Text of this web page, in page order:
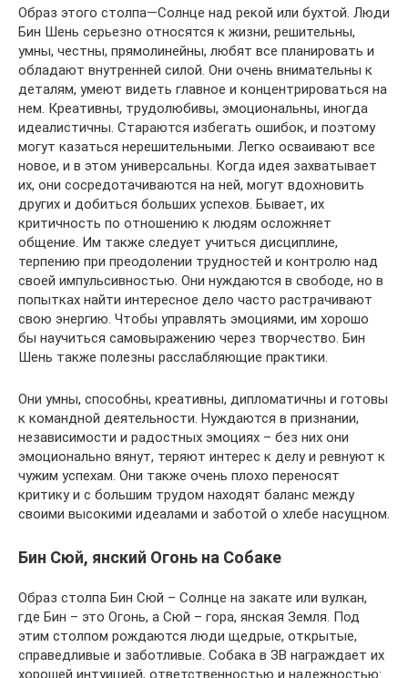
Образ этого столпа—Солнце над рекой или бухтой. Люди
Бин Шень серьезно относятся к жизни, решительны,
умны, честны, прямолинейны, любят все планировать и
обладают внутренней силой. Они очень внимательны к
деталям, умеют видеть главное и концентрироваться на
нем. Креативны, трудолюбивы, эмоциональны, иногда
идеалистичны. Стараются избегать ошибок, и поэтому
могут казаться нерешительными. Легко осваивают все
новое, и в этом универсальны. Когда идея захватывает
их, они сосредотачиваются на ней, могут вдохновить
других и добиться больших успехов. Бывает, их
критичность по отношению к людям осложняет
общение. Им также следует учиться дисциплине,
терпению при преодолении трудностей и контролю над
своей импульсивностью. Они нуждаются в свободе, но в
попытках найти интересное дело часто растрачивают
свою энергию. Чтобы управлять эмоциями, им хорошо
бы научиться самовыражению через творчество. Бин
Шень также полезны расслабляющие практики.
Они умны, способны, креативны, дипломатичны и готовы
к командной деятельности. Нуждаются в признании,
независимости и радостных эмоциях – без них они
эмоционально вянут, теряют интерес к делу и ревнуют к
чужим успехам. Они также очень плохо переносят
критику и с большим трудом находят баланс между
своими высокими идеалами и заботой о хлебе насущном.
Бин Сюй, янский Огонь на Собаке
Образ столпа Бин Сюй – Солнце на закате или вулкан,
где Бин – это Огонь, а Сюй – гора, янская Земля. Под
этим столпом рождаются люди щедрые, открытые,
справедливые и заботливые. Собака в ЗВ награждает их
хорошей интуицией, ответственностью и надежностью: